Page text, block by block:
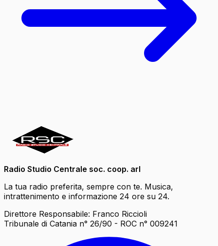
Radio Studio Centrale soc. coop. arl
La tua radio preferita, sempre con te. Musica,
intrattenimento e informazione 24 ore su 24.
Direttore Responsabile: Franco Riccioli
Tribunale di Catania n° 26/90 - ROC n° 009241